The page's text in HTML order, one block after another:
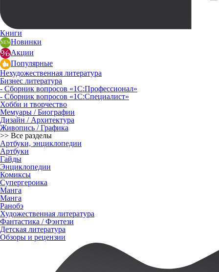
Книги
Новинки
Акции
Популярные
Нехудожественная литература
Бизнес литература
- Сборник вопросов «1С:Профессионал»
- Сборник вопросов «1С:Специалист»
Хобби и творчество
Мемуары / Биографии
Дизайн / Архитектура
Живопись / Графика
>> Все разделы
Артбуки, энциклопедии
Артбуки
Гайды
Энциклопедии
Комиксы
Супергероика
Манга
Манга
Ранобэ
Художественная литература
Фантастика / Фэнтези
Детская литература
Обзоры и рецензии